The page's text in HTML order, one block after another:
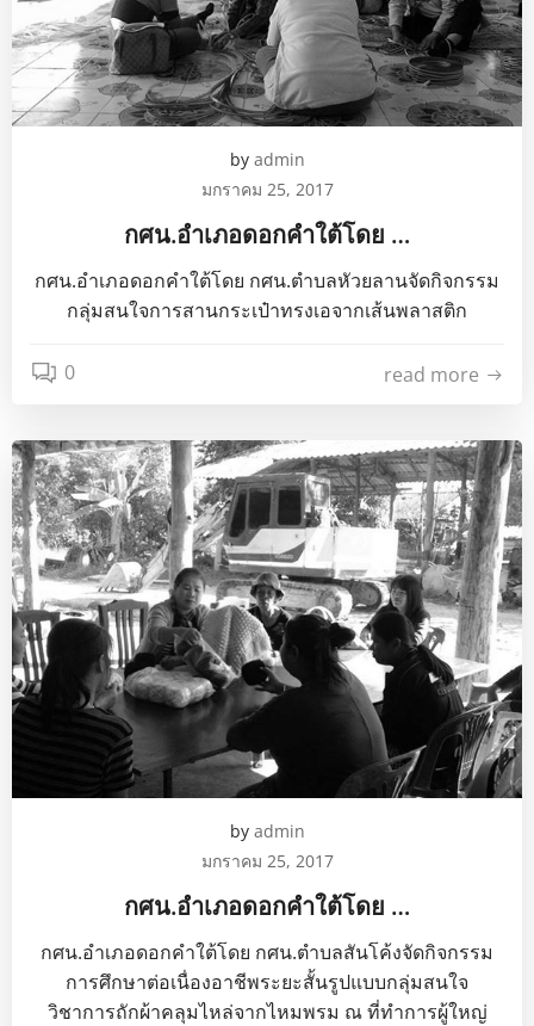
by admin
มกราคม 25, 2017
กศน.อำเภอดอกคำใต้โดย …
กศน.อำเภอดอกคำใต้โดย กศน.ตำบลหัวยลานจัดกิจกรรม
กลุ่มสนใจการสานกระเป๋าทรงเอจากเส้นพลาสติก
0 read more
by admin
มกราคม 25, 2017
กศน.อำเภอดอกคำใต้โดย …
กศน.อำเภอดอกคำใต้โดย กศน.ตำบลสันโค้งจัดกิจกรรม
การศึกษาต่อเนื่องอาชีพระยะสั้นรูปแบบกลุ่มสนใจ
วิชาการถักผ้าคลุมไหล่จากไหมพรม ณ ที่ทำการผู้ใหญ่